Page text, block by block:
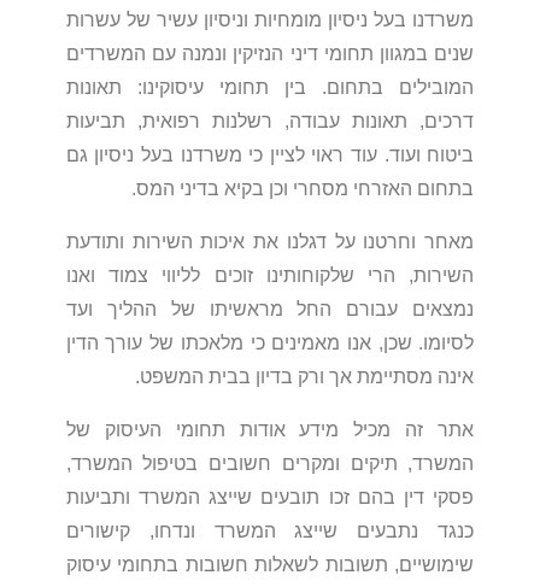
משרדנו בעל ניסיון מומחיות וניסיון עשיר של עשרות
שנים במגוון תחומי דיני הנזיקין ונמנה עם המשרדים
המובילים בתחום. בין תחומי עיסוקינו: תאונות
דרכים, תאונות עבודה, רשלנות רפואית, תביעות
ביטוח ועוד. עוד ראוי לציין כי משרדנו בעל ניסיון גם
בתחום האזרחי מסחרי וכן בקיא בדיני המס.
מאחר וחרטנו על דגלנו את איכות השירות ותודעת
השירות, הרי שלקוחותינו זוכים לליווי צמוד ואנו
נמצאים עבורם החל מראשיתו של ההליך ועד
לסיומו. שכן, אנו מאמינים כי מלאכתו של עורך הדין
אינה מסתיימת אך ורק בדיון בבית המשפט.
אתר זה מכיל מידע אודות תחומי העיסוק של
המשרד, תיקים ומקרים חשובים בטיפול המשרד,
פסקי דין בהם זכו תובעים שייצג המשרד ותביעות
כנגד נתבעים שייצג המשרד ונדחו, קישורים
שימושיים, תשובות לשאלות חשובות בתחומי עיסוק